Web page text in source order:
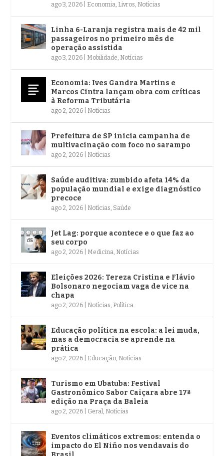
ago 3, 2026 Economia, Livros, Notícias
Linha 6-Laranja registra mais de 42 mil
passageiros no primeiro mês de
operação assistida
ago 3, 2026 Mobilidade, Notícias
Economia: Ives Gandra Martins e
Marcos Cintra lançam obra com críticas
à Reforma Tributária
ago 2, 2026 Notícias
Prefeitura de SP inicia campanha de
multivacinação com foco no sarampo
ago 2, 2026 Notícias
Saúde auditiva: zumbido afeta 14% da
população mundial e exige diagnóstico
precoce
ago 2, 2026 Notícias, Saúde
Jet Lag: porque acontece e o que faz ao
seu corpo
ago 2, 2026 Medicina, Notícias
Eleições 2026: Tereza Cristina e Flávio
Bolsonaro negociam vaga de vice na
chapa
ago 2, 2026 Notícias, Política
Educação política na escola: a lei muda,
mas a democracia se aprende na
prática
ago 2, 2026 Educação, Notícias
Turismo em Ubatuba: Festival
Gastronômico Sabor Caiçara abre 17ª
edição na Praça da Baleia
ago 2, 2026 Geral, Notícias
Eventos climáticos extremos: entenda o
impacto do El Niño nos vendavais do